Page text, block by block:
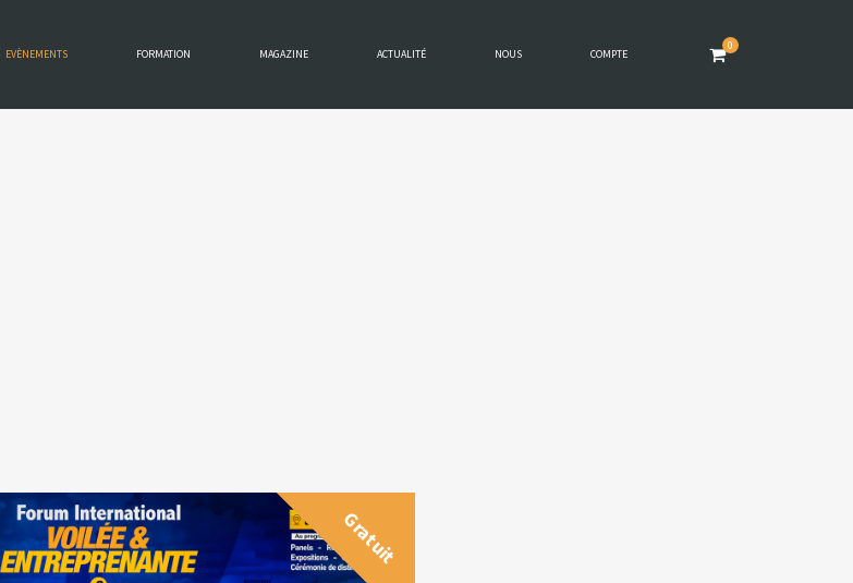
0
EVÈNEMENTS FORMATION MAGAZINE ACTUALITÉ NOUS COMPTE
Gratuit